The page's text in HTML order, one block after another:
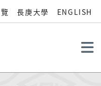
長庚大學 ENGLISH